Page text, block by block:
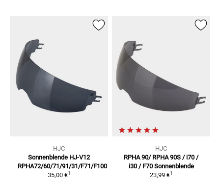
HJC
Sonnenblende HJ-V12
RPHA72/60/71/91/31/F71/F100
35,00 €1
HJC
RPHA 90/ RPHA 90S / i70 /
i30 / F70 Sonnenblende
23,99 €1